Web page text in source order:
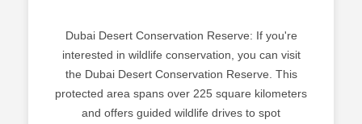
Dubai Desert Conservation Reserve: If you're
interested in wildlife conservation, you can visit
the Dubai Desert Conservation Reserve. This
protected area spans over 225 square kilometers
and offers guided wildlife drives to spot